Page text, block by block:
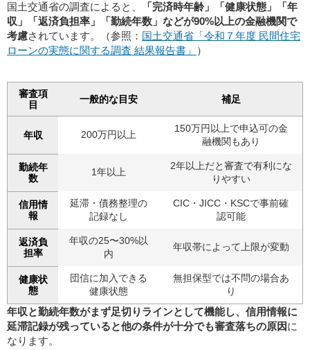
国土交通省の調査によると、
「完済時年齢」「健康状態」「年
収」「返済負担率」「勤続年数」などが90%以上の金融機関で
考慮されています。（参照： 国土交通省「令和７年度 民間住宅
ローンの実態に関する調査 結果報告書」
）
審査項
目
一般的な目安 補足
年収 200万円以上
150万円以上で申込可の金
融機関もあり
勤続年
数
1年以上
2年以上だと審査で有利にな
りやすい
信用情
報
延滞・債務整理の
記録なし
CIC・JICC・KSCで事前確
認可能
返済負
担率
年収の25〜30%以
内
年収帯によって上限が変動
健康状
態
団信に加入できる
健康状態
無担保型では不問の場合あ
り
年収と勤続年数がまず足切りラインとして機能し、信用情報に
延滞記録が残っていると他の条件が十分でも審査落ちの原因に
なります。